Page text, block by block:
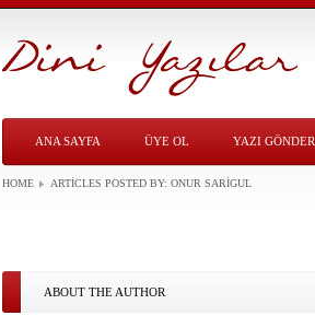
ANA SAYFA ÜYE OL YAZI GÖNDER
HOME ARTICLES POSTED BY: ONUR SARIGUL
ABOUT THE AUTHOR